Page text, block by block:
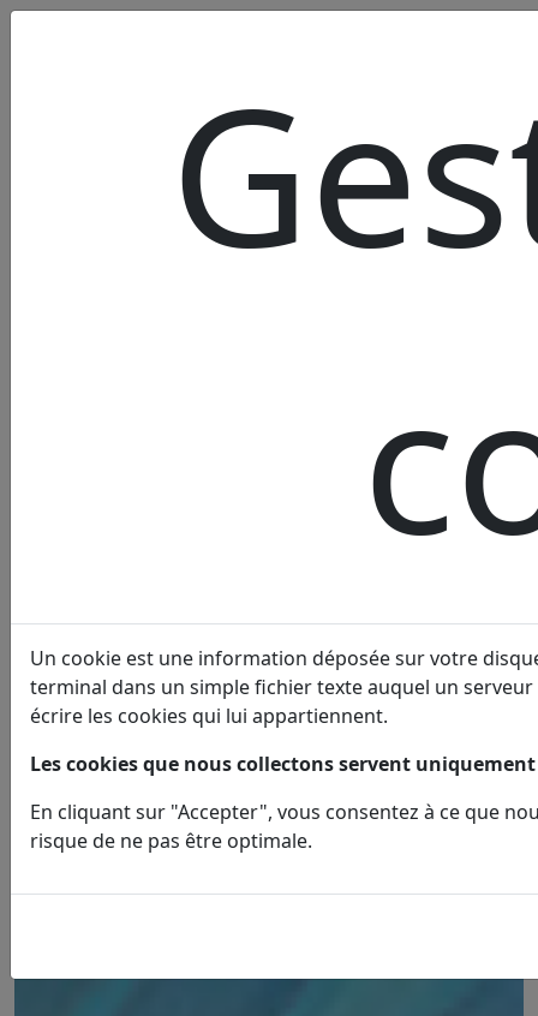
Un cookie est une information déposée sur votre
terminal dans un simple fichier texte auquel un
écrire les cookies qui lui appartiennent.
Les cookies que nous collectons servent
En cliquant sur "Accepter", vous consentez à ce que
risque de ne pas être optimale.